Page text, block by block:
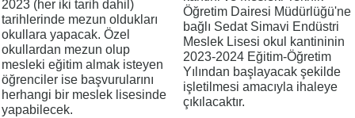
2023 (her iki tarih dahil)
tarihlerinde mezun oldukları
okullara yapacak. Özel
okullardan mezun olup
mesleki eğitim almak isteyen
öğrenciler ise başvurularını
herhangi bir meslek lisesinde
yapabilecek.
Öğretim Dairesi Müdürlüğü'ne
bağlı Sedat Simavi Endüstri
Meslek Lisesi okul kantininin
2023-2024 Eğitim-Öğretim
Yılından başlayacak şekilde
işletilmesi amacıyla ihaleye
çıkılacaktır.